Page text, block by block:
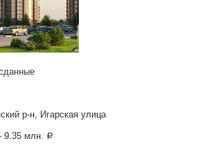
р-н, Игарская улица
9.35 млн. a